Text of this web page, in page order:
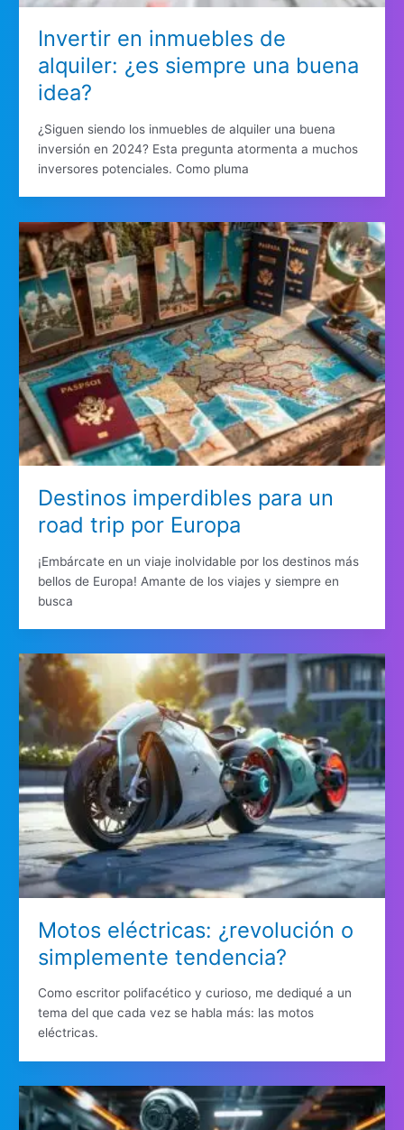
Invertir en inmuebles de
alquiler: ¿es siempre una buena
idea?
¿Siguen siendo los inmuebles de alquiler una buena
inversión en 2024? Esta pregunta atormenta a muchos
inversores potenciales. Como pluma
Destinos imperdibles para un
road trip por Europa
¡Embárcate en un viaje inolvidable por los destinos más
bellos de Europa! Amante de los viajes y siempre en
busca
Motos eléctricas: ¿revolución o
simplemente tendencia?
Como escritor polifacético y curioso, me dediqué a un
tema del que cada vez se habla más: las motos
eléctricas.